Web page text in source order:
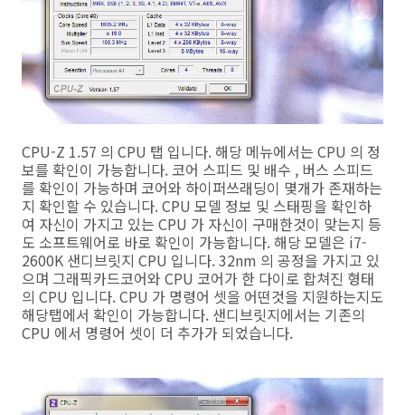
CPU-Z 1.57 의 CPU 탭 입니다. 해당 메뉴에서는 CPU 의 정
보를 확인이 가능합니다. 코어 스피드 및 배수 , 버스 스피드
를 확인이 가능하며 코어와 하이퍼쓰래딩이 몇개가 존재하는
지 확인할 수 있습니다. CPU 모델 정보 및 스태핑을 확인하
여 자신이 가지고 있는 CPU 가 자신이 구매한것이 맞는지 등
도 소프트웨어로 바로 확인이 가능합니다. 해당 모델은 i7-
2600K 샌디브릿지 CPU 입니다. 32nm 의 공정을 가지고 있
으며 그래픽카드코어와 CPU 코어가 한 다이로 합쳐진 형태
의 CPU 입니다. CPU 가 명령어 셋을 어떤것을 지원하는지도
해당탭에서 확인이 가능합니다. 샌디브릿지에서는 기존의
CPU 에서 명령어 셋이 더 추가가 되었습니다.